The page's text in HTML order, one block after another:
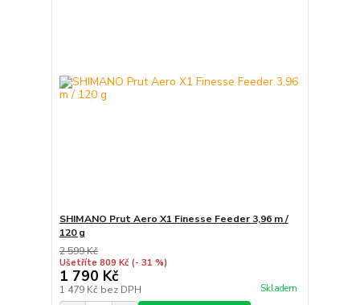
SHIMANO Prut Aero X1 Finesse Feeder 3,96 m /
120 g
2 599 Kč
Ušetříte 809 Kč (- 31 %)
1 790 Kč
1 479 Kč bez DPH Skladem